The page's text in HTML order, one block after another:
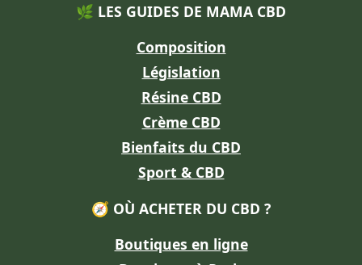
🌿 LES GUIDES DE MAMA CBD
Composition
Législation
Résine CBD
Crème CBD
Bienfaits du CBD
Sport & CBD
🧭 OÙ ACHETER DU CBD ?
Boutiques en ligne